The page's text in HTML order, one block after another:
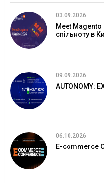
03.09.2026
Meet Magento
спільноту в
09.09.2026
AUTONOMY:
06.10.2026
E-commerce